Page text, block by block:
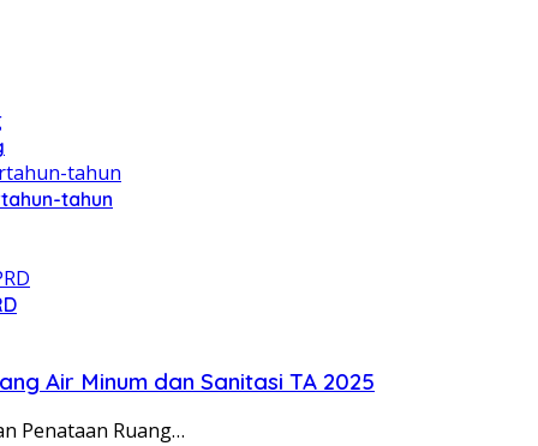
tahun
Air Minum dan Sanitasi TA 2025
Penataan Ruang…